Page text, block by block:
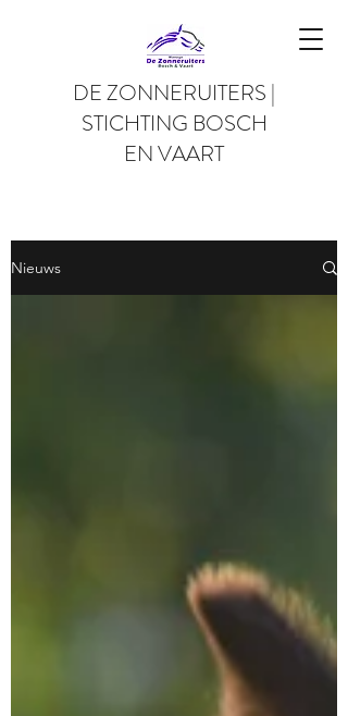
DE ZONNERUITERS |
STICHTING BOSCH
EN VAART
Nieuws